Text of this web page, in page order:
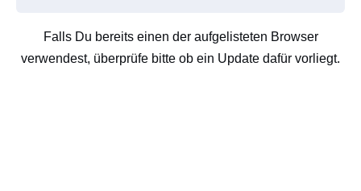
Falls Du bereits einen der aufgelisteten Browser
verwendest, überprüfe bitte ob ein Update dafür vorliegt.